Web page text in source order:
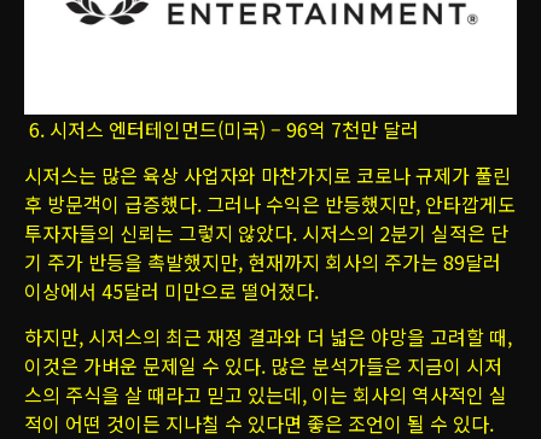
6. 시저스 엔터테인먼드(미국) – 96억 7천만 달러
시저스는 많은 육상 사업자와 마찬가지로 코로나 규제가 풀린
후 방문객이 급증했다. 그러나 수익은 반등했지만, 안타깝게도
투자자들의 신뢰는 그렇지 않았다. 시저스의 2분기 실적은 단
기 주가 반등을 촉발했지만, 현재까지 회사의 주가는 89달러
이상에서 45달러 미만으로 떨어졌다.
하지만, 시저스의 최근 재정 결과와 더 넓은 야망을 고려할 때,
이것은 가벼운 문제일 수 있다. 많은 분석가들은 지금이 시저
스의 주식을 살 때라고 믿고 있는데, 이는 회사의 역사적인 실
적이 어떤 것이든 지나칠 수 있다면 좋은 조언이 될 수 있다.